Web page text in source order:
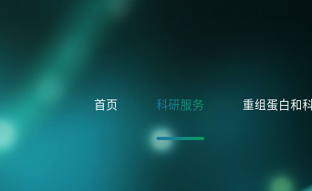
首页 科研服务 重组蛋白和